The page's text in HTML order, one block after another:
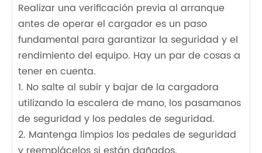
Realizar una verificación previa al arranque
antes de operar el cargador es un paso
fundamental para garantizar la seguridad y el
rendimiento del equipo. Hay un par de cosas a
tener en cuenta.
1. No salte al subir y bajar de la cargadora
utilizando la escalera de mano, los pasamanos
de seguridad y los pedales de seguridad.
2. Mantenga limpios los pedales de seguridad